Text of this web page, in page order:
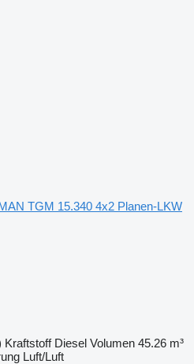
TGM 15.340 4x2 Planen-LKW
Kraftstoff Diesel Volumen 45.26 m³
Luft/Luft